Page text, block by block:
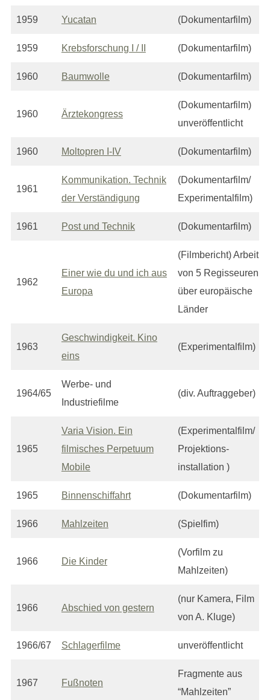
1959 Yucatan (Dokumentarfilm)
1959 Krebsforschung I / II (Dokumentarfilm)
1960 Baumwolle (Dokumentarfilm)
1960 Ärztekongress
(Dokumentarfilm)
unveröffentlicht
1960 Moltopren I-IV (Dokumentarfilm)
1961
Kommunikation. Technik
der Verständigung
(Dokumentarfilm/
Experimentalfilm)
1961 Post und Technik (Dokumentarfilm)
1962
Einer wie du und ich aus
Europa
(Filmbericht) Arbeit
von 5 Regisseuren
über europäische
Länder
1963
Geschwindigkeit. Kino
eins
(Experimentalfilm)
1964/65
Werbe- und
Industriefilme
(div. Auftraggeber)
1965
Varia Vision. Ein
filmisches Perpetuum
Mobile
(Experimentalfilm/
Projektions-
installation )
1965 Binnenschiffahrt (Dokumentarfilm)
1966 Mahlzeiten (Spielfim)
1966 Die Kinder
(Vorfilm zu
Mahlzeiten)
1966 Abschied von gestern
(nur Kamera, Film
von A. Kluge)
1966/67 Schlagerfilme unveröffentlicht
1967 Fußnoten
Fragmente aus
“Mahlzeiten”